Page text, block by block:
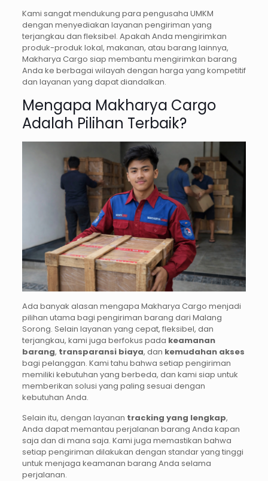
Kami sangat mendukung para pengusaha UMKM
dengan menyediakan layanan pengiriman yang
terjangkau dan fleksibel. Apakah Anda mengirimkan
produk-produk lokal, makanan, atau barang lainnya,
Makharya Cargo siap membantu mengirimkan barang
Anda ke berbagai wilayah dengan harga yang kompetitif
dan layanan yang dapat diandalkan.
Mengapa Makharya Cargo
Adalah Pilihan Terbaik?
Ada banyak alasan mengapa Makharya Cargo menjadi
pilihan utama bagi pengiriman barang dari Malang
Sorong. Selain layanan yang cepat, fleksibel, dan
terjangkau, kami juga berfokus pada keamanan
barang, transparansi biaya, dan kemudahan akses
bagi pelanggan. Kami tahu bahwa setiap pengiriman
memiliki kebutuhan yang berbeda, dan kami siap untuk
memberikan solusi yang paling sesuai dengan
kebutuhan Anda.
Selain itu, dengan layanan tracking yang lengkap,
Anda dapat memantau perjalanan barang Anda kapan
saja dan di mana saja. Kami juga memastikan bahwa
setiap pengiriman dilakukan dengan standar yang tinggi
untuk menjaga keamanan barang Anda selama
perjalanan.